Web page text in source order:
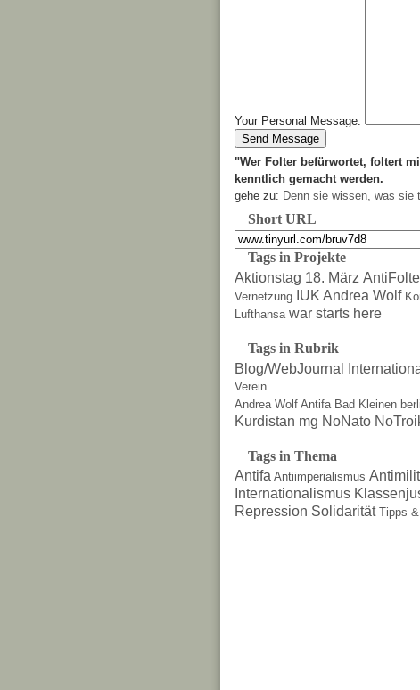
Your Personal Message:
"Wer Folter befürwortet, foltert
kenntlich gemacht werden.
gehe zu: Denn sie wissen, was sie
Short URL
Tags in Projekte
Aktionstag 18. März
Vernetzung IUK Andrea Wolf
Lufthansa war starts here
Tags in Rubrik
Blog/WebJournal
Verein
Andrea Wolf Antifa Bad Kleinen
Kurdistan mg NoNato
Tags in Thema
Antifa Antiimperialismus
Internationalismus
Repression Solidarität Tipps